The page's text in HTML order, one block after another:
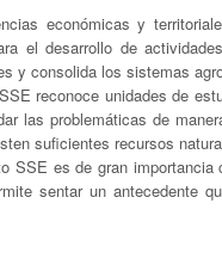
económicas y
el desarrollo de
y consolida los sistemas
reconoce unidades de
las problemáticas de
suficientes recursos
es de gran
sentar un antecedente